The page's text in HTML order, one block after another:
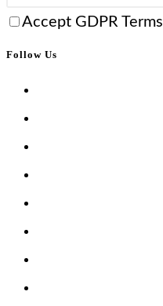
Accept GDPR Terms
Follow Us